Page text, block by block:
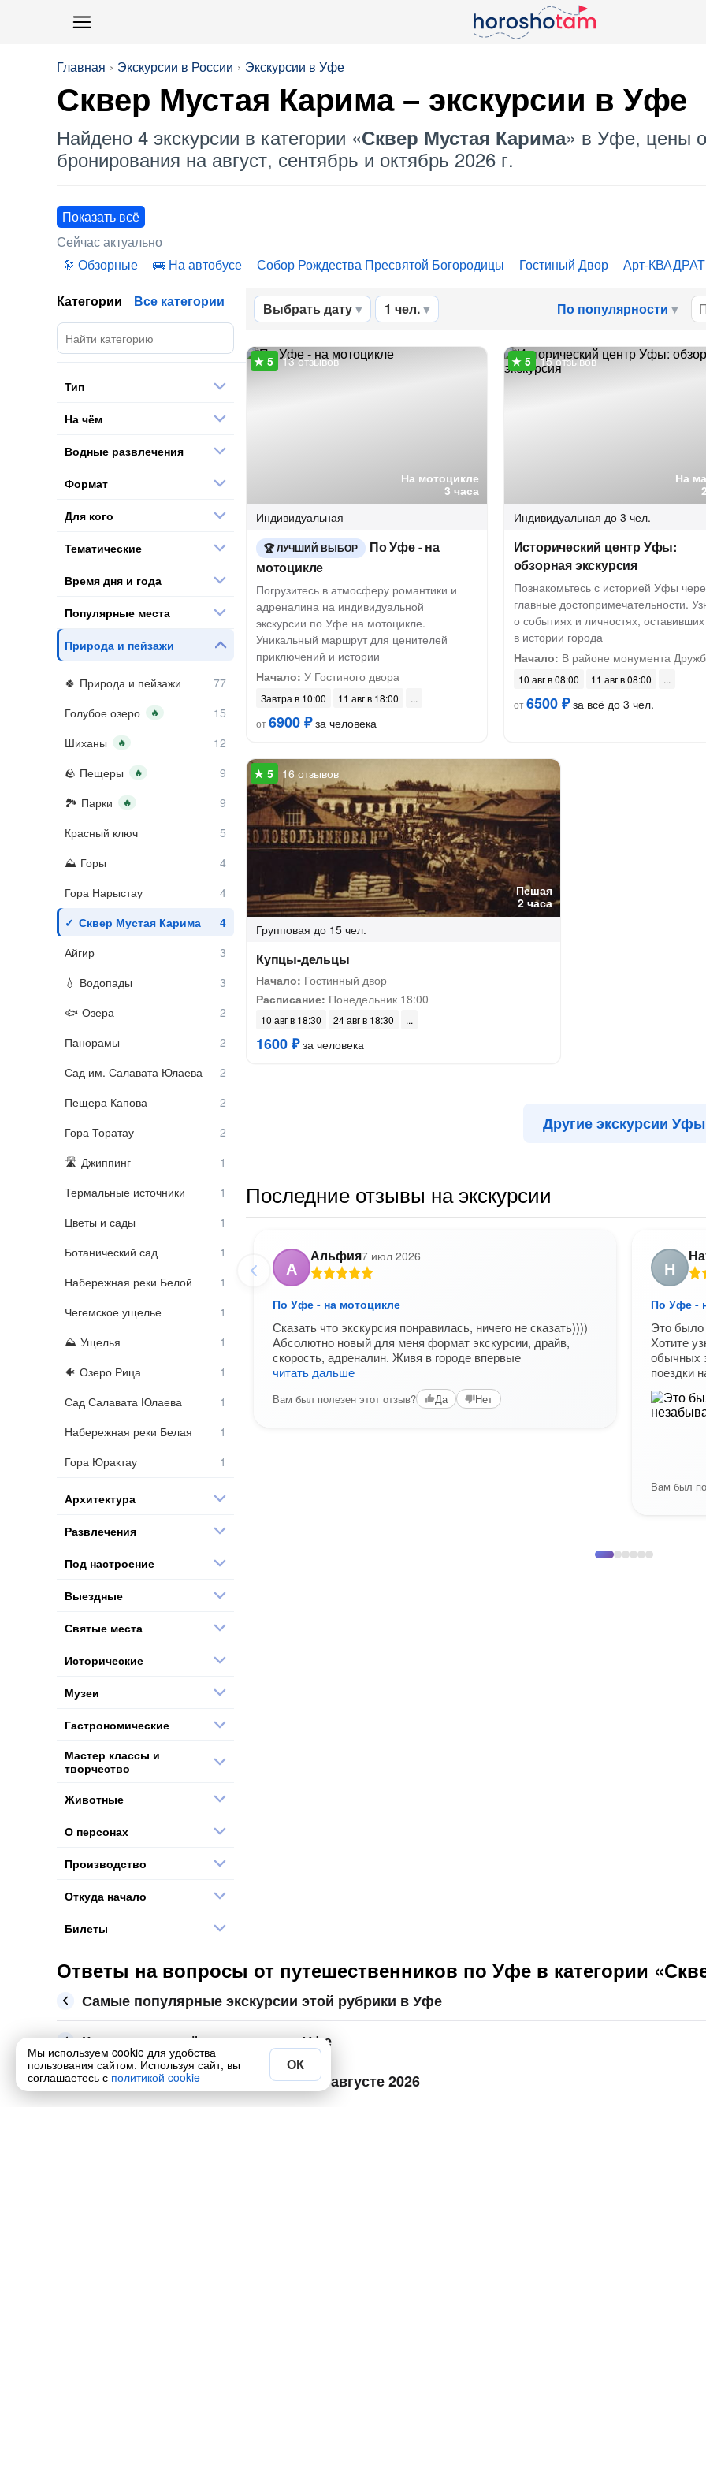
Главная Экскурсии в России Экскурсии в Уфе
Сквер Мустая Карима– экскурсии в Уфе
Найдено 4 экскурсии в категории «Сквер Мустая Карима» в Уфе, цены
бронирования на август, сентябрь и октябрь 2026 г.
Показать всё
Сейчас актуально
Обзорные
На автобусе Собор Рождества Пресвятой Богородицы Гостиный Двор Арт-КВАДРАТ
Выбрать дату 1 чел. По популярности
На мотоцикле
3 часа
13 отзывов
Индивидуальная
ЛУЧШИЙ ВЫБОР
По Уфе - на
мотоцикле
Погрузитесь в атмосферу романтики и
адреналина на индивидуальной
экскурсии по Уфе на мотоцикле.
Уникальный маршрут для ценителей
приключений и истории
Начало: У Гостиного двора
Завтра в 10:00
11 авг в 18:00
от6900 ₽за человека
На
15 отзывов
Индивидуальная до 3 чел.
Исторический центр Уфы:
обзорная экскурсия
Познакомьтесь с историей Уфы
главные достопримечательности.
о событиях и личностях,
в истории города
Начало: В районе монумента
10 авг в 08:00
11 авг в 08:00
от6500 ₽за всё до 3 чел.
Пешая
2 часа
16 отзывов
Групповая до 15 чел.
Купцы-дельцы
Начало: Гостинный двор
Расписание: Понедельник 18:00
10 авг в 18:30 24 авг в 18:30
1600 ₽за человека
Другие экскурсии Уфы
Последние отзывы на экскурсии
А
Альфия7 июл 2026
По Уфе - на мотоцикле
Сказать что экскурсия понравилась, ничего не сказать))))
Абсолютно новый для меня формат экскурсии, драйв,
скорость, адреналин. Живя в городе впервые
читать дальше
Вам был полезен этот отзыв? Да Нет
Н
По Уфе -
Это было
Хотите
обычных
поездки
Вам был
Категории Все категории
Тип
На чём
Водные развлечения
Формат
Для кого
Тематические
Время дня и года
Популярные места
Природа и пейзажи
Природа и пейзажи
Голубое озеро
🔥
Шиханы 🔥
Пещеры 🔥
Парки 🔥
Красный ключ
Горы
Гора Нарыстау
Сквер Мустая Карима
Айгир
Водопады
Озера
Панорамы
Сад им. Салавата Юлаева
Пещера Капова
Гора Торатау
Джиппинг
Термальные источники
Цветы и сады
Ботанический сад
Набережная реки Белой
Чегемское ущелье
Ущелья
Озеро Рица
Сад Салавата Юлаева
Набережная реки Белая
Гора Юрактау
Архитектура
Развлечения
Под настроение
Выездные
Святые места
Исторические
Музеи
Гастрономические
Мастер классы и
творчество
Животные
О персонах
Производство
Откуда начало
Билеты
Ответы на вопросы от путешественников по Уфе в категории
Самые популярные экскурсии этой рубрики в Уфе
Какие места ещё посмотреть в Уфе
Сколько стоит экскурсия по Уфе в августе 2026
Мы используем cookie для удобства
пользования сайтом. Используя сайт, вы
соглашаетесь с политикой cookie
ОК